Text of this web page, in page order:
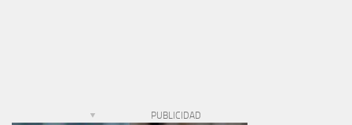
PUBLICIDAD